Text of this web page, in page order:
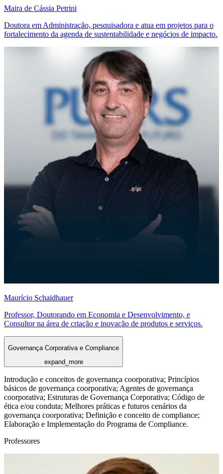
Maira de Cássia Petrini
Doutora em Administração, pesquisadora e atua em projetos para o
fortalecimento da agenda de sustentabilidade e negócios de impacto.
Maurício Schaidhauer
Professor, Doutorando em Economia e Desenvolvimento, e
Consultor na área de criação e inovação de produtos e serviços.
Governança Corporativa e Compliance
expand_more
Introdução e conceitos de governança coorporativa; Princípios
básicos de governança coorporativa; Agentes de governança
coorporativa; Estruturas de Governança Corporativa; Código de
ética e/ou conduta; Melhores práticas e futuros cenários da
governança coorporativa; Definição e conceito de compliance;
Elaboração e Implementação do Programa de Compliance.
Professores